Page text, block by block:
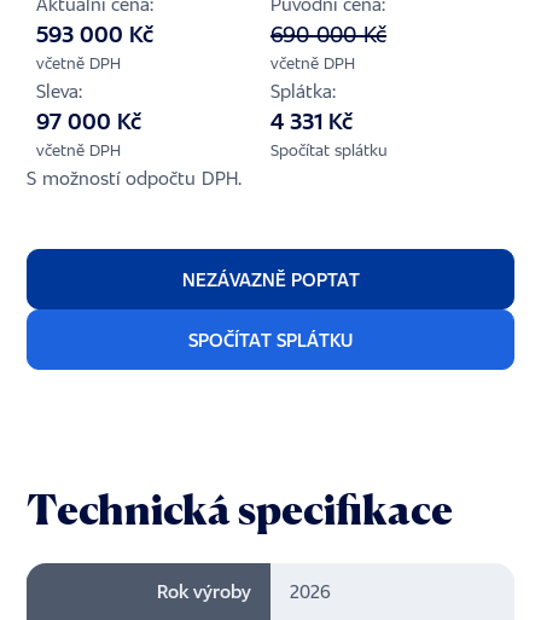
593 000 Kč
včetně DPH
690 000 Kč
včetně DPH
Sleva:
97 000 Kč
včetně DPH
Splátka:
4 331 Kč
Spočítat splátku
S možností odpočtu DPH.
NEZÁVAZNĚ POPTAT
SPOČÍTAT SPLÁTKU
Technická specifikace
Rok výroby 2026